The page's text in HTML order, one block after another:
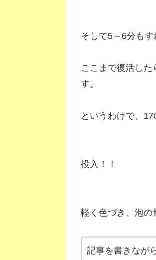
そして5～6分もす
ここまで復活し
す。
というわけで、
投入！！
軽く色づき、泡の
記事を書きなが